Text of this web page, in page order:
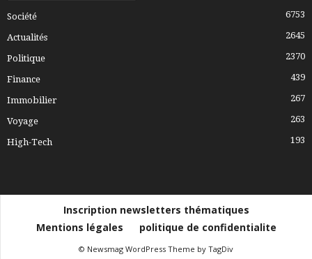
Société 6753
Actualités 2645
Politique 2370
Finance 439
Immobilier 267
Voyage 263
High-Tech 193
Inscription newsletters thématiques
Mentions légales
politique de confidentialite
© Newsmag WordPress Theme by TagDiv